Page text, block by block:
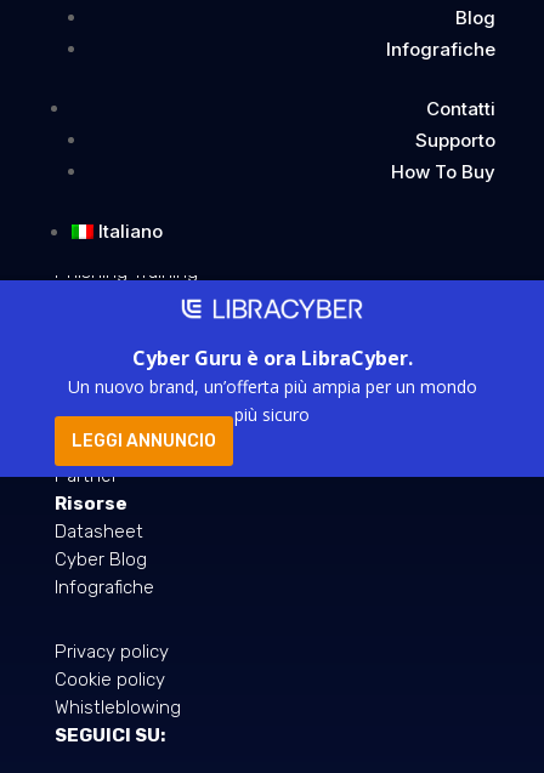
Blog
Infografiche
Contatti
Supporto
How To Buy
Italiano
Cyber Guru è ora LibraCyber.
Un nuovo brand, un’offerta più ampia per un mondo
più sicuro
LEGGI ANNUNCIO
C.F./P.I. 14324511006
Vedi tutte le Sedi
Supporto
Awareness Training
Phishing Training
Real Time Awareness
Company
Chi siamo
Lavora con noi
Partner
Risorse
Datasheet
Cyber Blog
Infografiche
Privacy policy
Cookie policy
Whistleblowing
SEGUICI SU: